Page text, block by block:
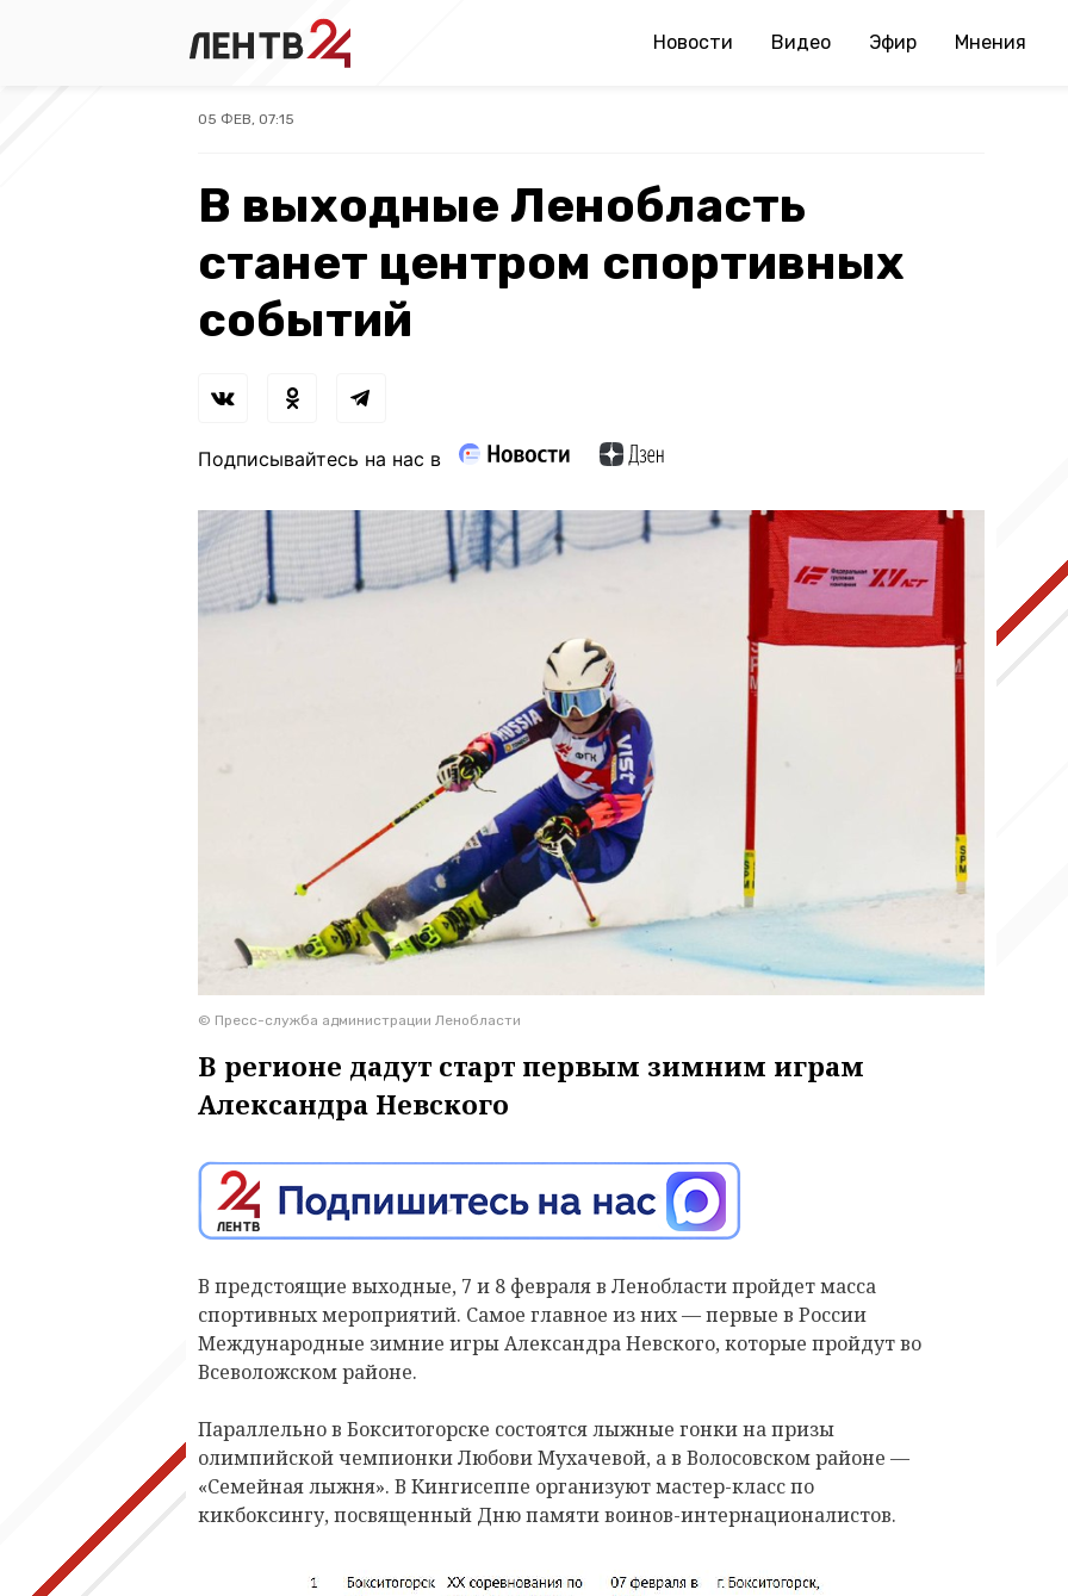
Новости Видео Эфир Мнения
05 ФЕВ, 07:15
В выходные Ленобласть
станет центром спортивных
событий
Подписывайтесь на нас в
© Пресс-служба администрации Ленобласти
В регионе дадут старт первым зимним играм
Александра Невского
В предстоящие выходные, 7 и 8 февраля в Ленобласти пройдет масса
спортивных мероприятий. Самое главное из них — первые в России
Международные зимние игры Александра Невского, которые пройдут во
Всеволожском районе.
Параллельно в Бокситогорске состоятся лыжные гонки на призы
олимпийской чемпионки Любови Мухачевой, а в Волосовском районе —
«Семейная лыжня». В Кингисеппе организуют мастер-класс по
кикбоксингу, посвященный Дню памяти воинов-интернационалистов.